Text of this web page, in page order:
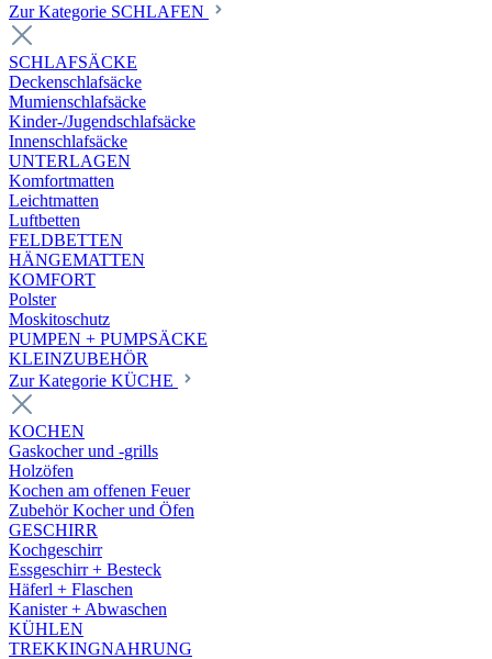
Zur Kategorie SCHLAFEN
SCHLAFSÄCKE
Deckenschlafsäcke
Mumienschlafsäcke
Kinder-/Jugendschlafsäcke
Innenschlafsäcke
UNTERLAGEN
Komfortmatten
Leichtmatten
Luftbetten
FELDBETTEN
HÄNGEMATTEN
KOMFORT
Polster
Moskitoschutz
PUMPEN + PUMPSÄCKE
KLEINZUBEHÖR
Zur Kategorie KÜCHE
KOCHEN
Gaskocher und -grills
Holzöfen
Kochen am offenen Feuer
Zubehör Kocher und Öfen
GESCHIRR
Kochgeschirr
Essgeschirr + Besteck
Häferl + Flaschen
Kanister + Abwaschen
KÜHLEN
TREKKINGNAHRUNG